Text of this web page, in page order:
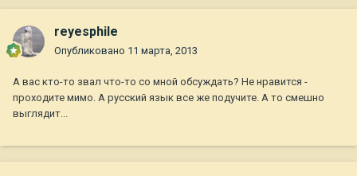
reyesphile
Опубликовано 11 марта, 2013
А вас кто-то звал что-то со мной обсуждать? Не нравится -
проходите мимо. А русский язык все же подучите. А то смешно
выглядит...